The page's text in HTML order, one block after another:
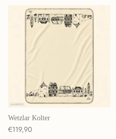
Wetzlar Kolter
Normaler Preis
€119,90